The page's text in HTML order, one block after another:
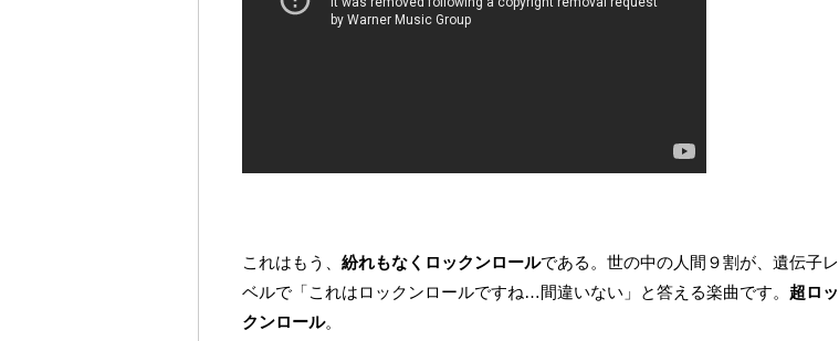
これはもう、 紛れもなくロックンロールである。世の中の人間９割が、遺伝子レ
ベルで「これはロックンロールですね…間違いない」と答える楽曲です。 超ロッ
クンロール。